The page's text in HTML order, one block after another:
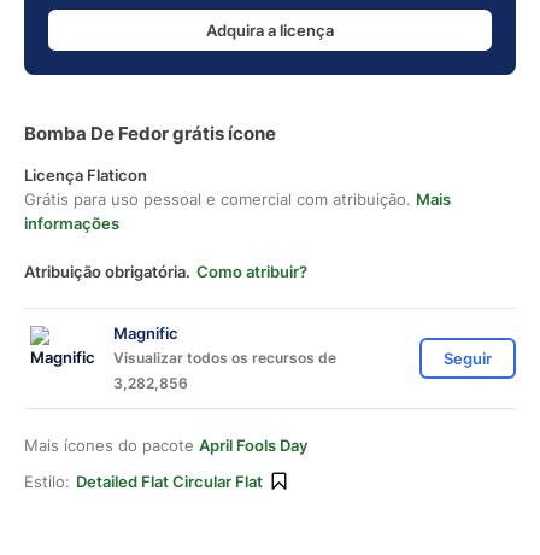
Adquira a licença
Bomba De Fedor grátis ícone
Licença Flaticon
Grátis para uso pessoal e comercial com atribuição. Mais
informações
Atribuição obrigatória. Como atribuir?
Magnific
Visualizar todos os recursos de
3,282,856
Seguir
Mais ícones do pacote April Fools Day
Estilo: Detailed Flat Circular Flat